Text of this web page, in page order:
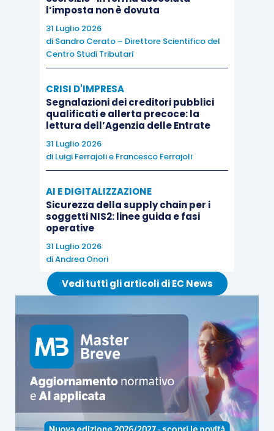
Ai fini della determinazione dell’eventuale
plusvalenza imponibile, norma di riferimento è
l’articolo 68 Tuir.
Anche in questo caso, come per i terreni
lottizzati, è necessario principalmente fare una
distinzione sostanziale in relazione alle modalità
di acquisizione degli stessi terreni.
previsto lapossibilità di optare per
l’applicazione in sede d’atto, in deroga al regime
ordinario,di un’imposta sostitutiva del 20%
NellaScheda di studiopubblicata su
EVOLUTIONsono approfonditi, tra gli altri, i
seguenti aspetti:
tra diritto tributario e nozioni
urbanistiche;
le plusvalenze da lottizzazione dei
terreni;
la cessione plusvalente nel
l’imposta non è dovuta
31 Luglio 2026
di Sandro Cerato – Direttore Scientifico del
Centro Studi Tributari
CRISI D'IMPRESA
Segnalazioni dei creditori pubblici
qualificati e allerta precoce: la
lettura dell’Agenzia delle Entrate
31 Luglio 2026
di Luigi Ferrajolie Francesco Ferrajoli
AI E DIGITALIZZAZIONE
Sicurezza della supply chain per i
soggetti NIS2: linee guida e fasi
operative
31 Luglio 2026
diAndrea Onori
Vedi tutti gli articoli di EC News